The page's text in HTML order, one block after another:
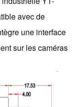
avec de
une interface
sur les caméras